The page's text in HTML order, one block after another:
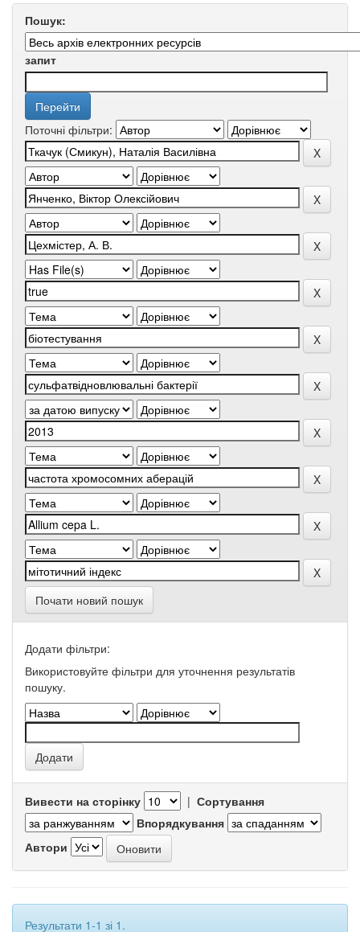
Пошук:
запит
Поточні фільтри:
Почати новий пошук
Додати фільтри:
Використовуйте фільтри для уточнення результатів
пошуку.
Вивести на сторінку | Сортування
Впорядкування
Автори
Результати 1-1 зі 1.